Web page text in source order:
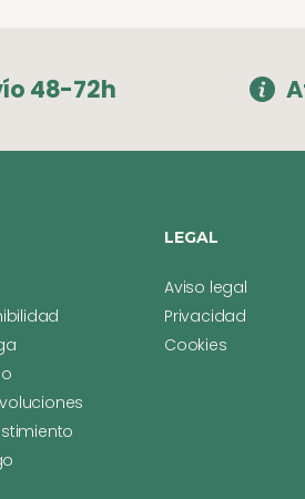
48-72h
LEGAL
Aviso legal
Privacidad
Cookies